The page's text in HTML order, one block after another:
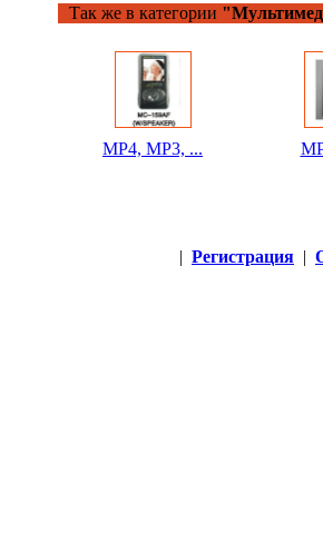
Так же в категории
MP4, MP3, ...
| Регистрация |